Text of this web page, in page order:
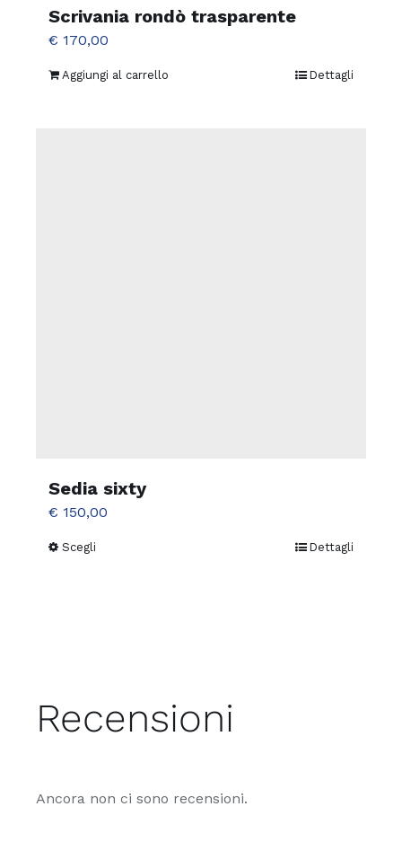
Scrivania rondò trasparente
€ 170,00
Aggiungi al carrello Dettagli
Sedia sixty
€ 150,00
ScegliQuesto
possono
nella
Dettagli
Recensioni
Ancora non ci sono recensioni.